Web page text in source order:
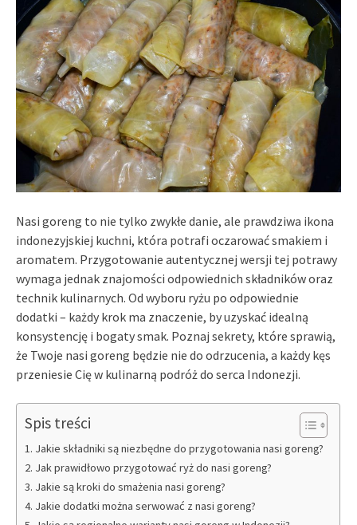
Nasi goreng to nie tylko zwykłe danie, ale prawdziwa ikona
indonezyjskiej kuchni, która potrafi oczarować smakiem i
aromatem. Przygotowanie autentycznej wersji tej potrawy
wymaga jednak znajomości odpowiednich składników oraz
technik kulinarnych. Od wyboru ryżu po odpowiednie
dodatki – każdy krok ma znaczenie, by uzyskać idealną
konsystencję i bogaty smak. Poznaj sekrety, które sprawią,
że Twoje nasi goreng będzie nie do odrzucenia, a każdy kęs
przeniesie Cię w kulinarną podróż do serca Indonezji.
Spis treści
Jakie składniki są niezbędne do przygotowania nasi goreng?
Jak prawidłowo przygotować ryż do nasi goreng?
Jakie są kroki do smażenia nasi goreng?
Jakie dodatki można serwować z nasi goreng?